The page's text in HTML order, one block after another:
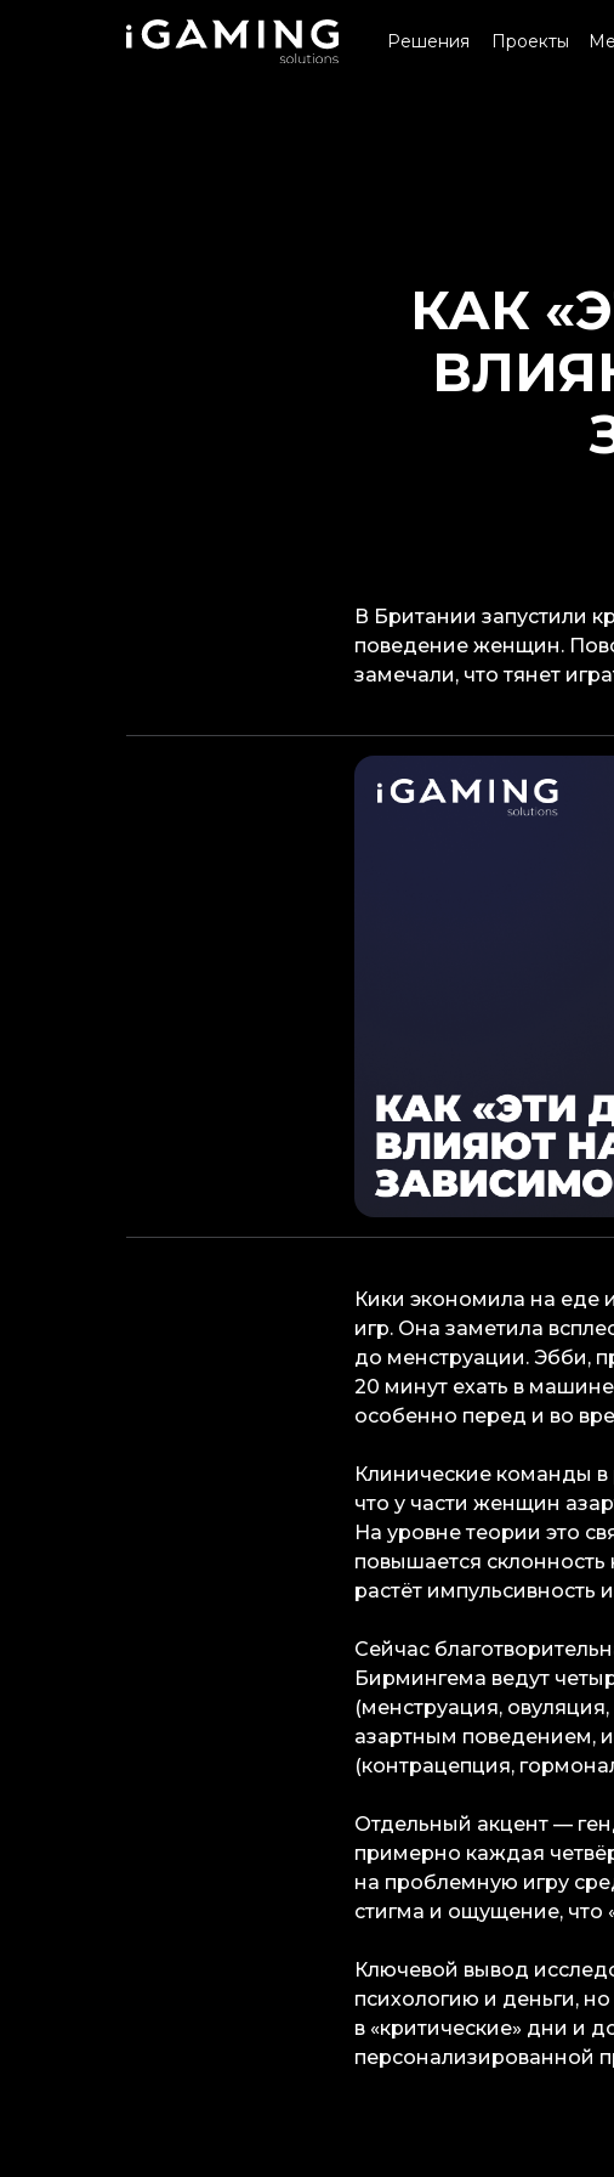
Решения Проекты
КАК
В Британии запустили
поведение женщин.
замечали, что тянет
Кики экономила на еде
игр. Она заметила
до менструации. Эбби,
20 минут ехать в
особенно перед и во
Клинические команды в
что у части женщин
На уровне теории это
повышается склонность
растёт
Сейчас
Бирмингема ведут
(менструация,
азартным поведением,
(контрацепция,
Отдельный акцент —
примерно каждая
на проблемную игру
стигма и ощущение, что
Ключевой вывод
психологию и деньги,
в «критические» дни и
персонализированной